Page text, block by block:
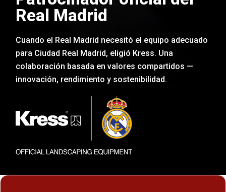
Real Madrid
Cuando el Real Madrid necesitó el equipo adecuado
para Ciudad Real Madrid, eligió Kress. Una
colaboración basada en valores compartidos —
innovación, rendimiento y sostenibilidad.